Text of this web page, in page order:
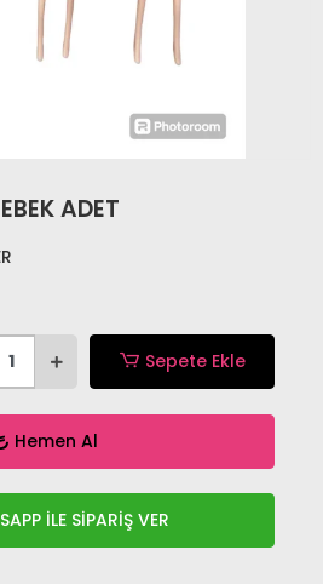
ADET
Sepete Ekle
Hemen Al
İLE SİPARİŞ VER